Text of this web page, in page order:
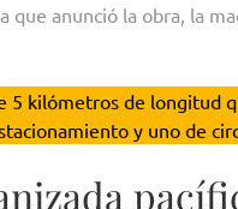
que anunció la obra, la
5 kilómetros de longitud
y uno de